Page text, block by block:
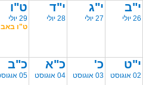
י"ב
26 יולי
י"ג
27 יולי
י"ד
28 יולי
ט"ו
29 יולי
ט"ו באב
י"ט
02 אוגוסט
כ'
03 אוגוסט
כ"א
04 אוגוסט
כ"ב
05 אוגוסט